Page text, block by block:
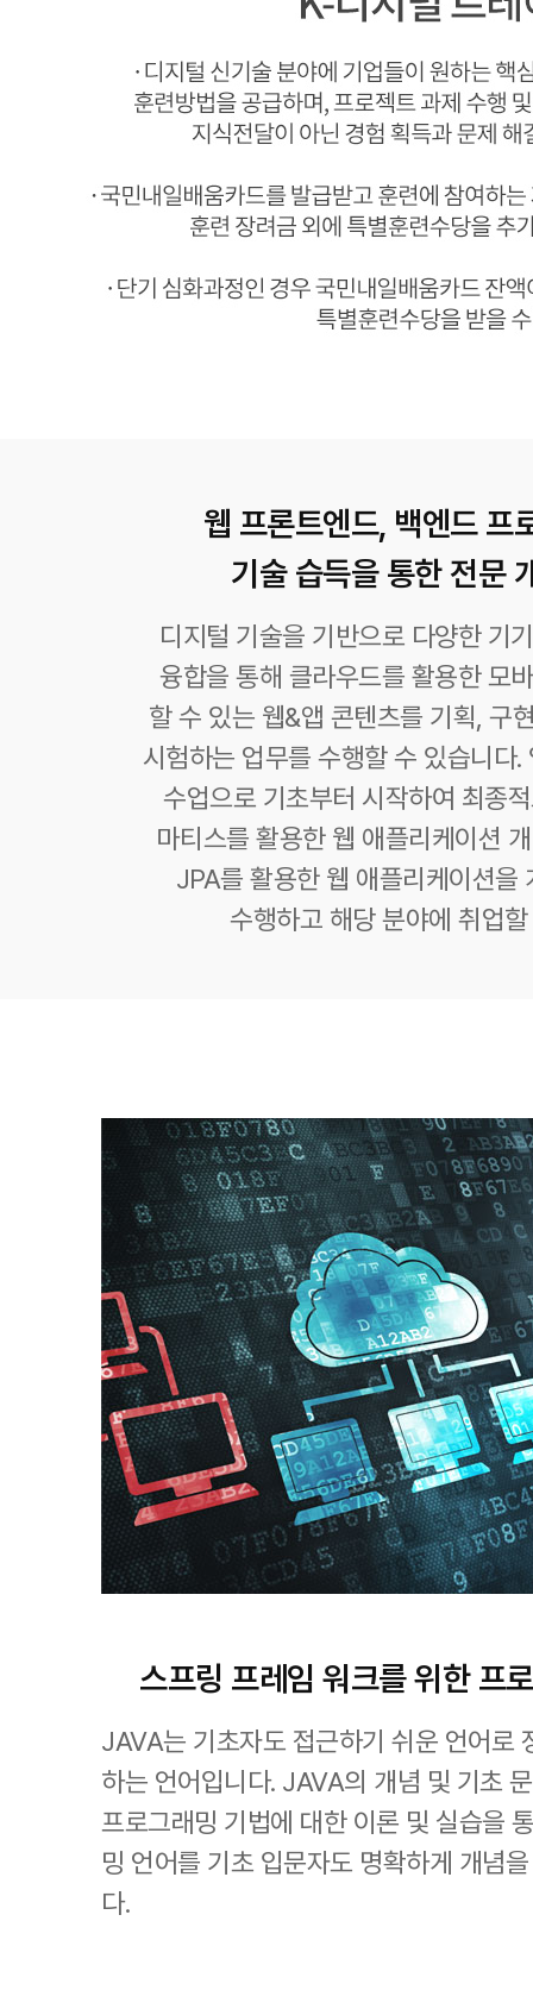
웹 프론트엔드, 백엔드 프
기술 습득을 통한 전문
디지털 기술을 기반으로 다양한 기
융합을 통해 클라우드를 활용한 모
할 수 있는 웹&앱 콘텐츠를 기획, 구
시험하는 업무를 수행할 수 있습니다
수업으로 기초부터 시작하여 최종
마티스를 활용한 웹 애플리케이션
JPA를 활용한 웹 애플리케이션을
수행하고 해당 분야에 취업
스프링 프레임 워크를 위한 프
JAVA는 기초자도 접근하기 쉬운 언어로
하는 언어입니다. JAVA의 개념 및 기초
프로그래밍 기법에 대한 이론 및 실습을
밍 언어를 기초 입문자도 명확하게 개념
다.